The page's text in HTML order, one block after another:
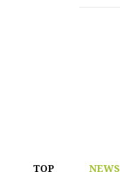
TOP NEWS